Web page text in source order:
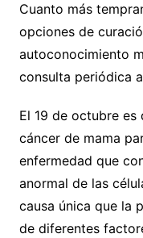
Cuanto más
opciones de
autoconocimiento
consulta periódica
El 19 de octubre
cáncer de mama
enfermedad que
anormal de las
causa única que la
de diferentes